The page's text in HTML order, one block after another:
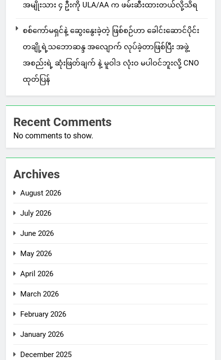
အမျိုးသား ၄ ဦးကို ULA/AA က ဖမ်းဆီးထားတယ်လို့သိရ
စစ်ကော်မရှင်နဲ့ ဆွေးနွေးခဲ့တဲ့ ဖြစ်စဉ်ဟာ ခေါင်းဆောင်ပိုင်း
တချို့ရဲ့သဘောဆန္ဒ အလျောက် လုပ်ခဲ့တာဖြစ်ပြီး အဖွဲ့
အစည်းရဲ့ ဆုံးဖြတ်ချက် နဲ့ မူဝါဒ လုံးဝ မပါဝင်ဘူးလို့ CNO
ထုတ်ပြန်
Recent Comments
No comments to show.
Archives
August 2026
July 2026
June 2026
May 2026
April 2026
March 2026
February 2026
January 2026
December 2025